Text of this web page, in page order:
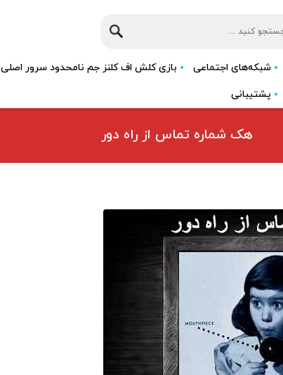
شبکه‌های اجتماعی
بازی کلش اف کلنز جم نامحدود سرور اصلی 2024
پشتیبانی
هک شماره تماس از راه دور